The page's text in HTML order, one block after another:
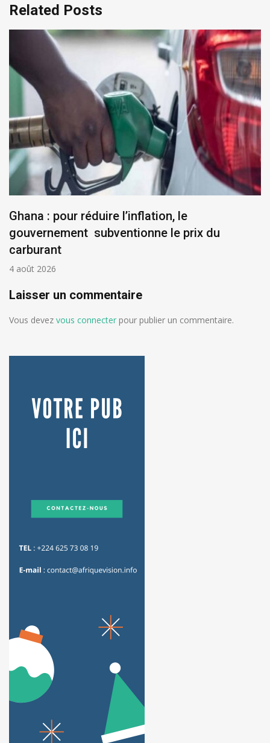
Related Posts
Ghana : pour réduire l’inflation, le
gouvernement subventionne le prix du
carburant
4 août 2026
Laisser un commentaire
Vous devez vous connecter pour publier un commentaire.